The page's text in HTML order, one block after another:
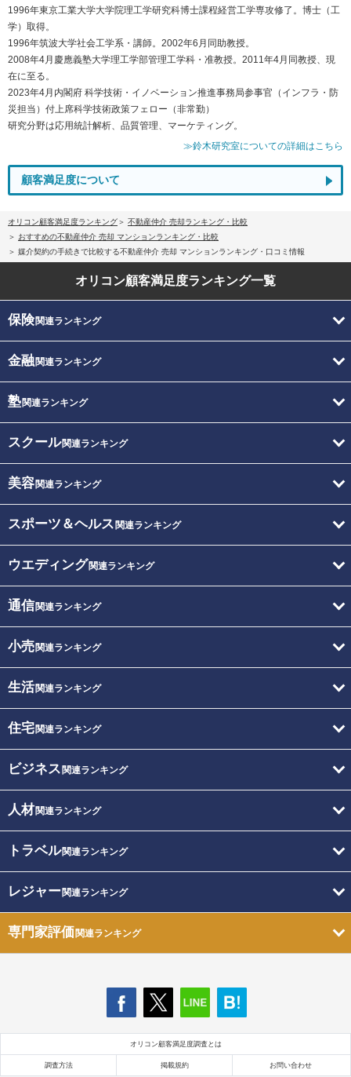
1996年東京工業大学大学院理工学研究科博士課程経営工学専攻修了。博士（工
学）取得。
1996年筑波大学社会工学系・講師。2002年6月同助教授。
2008年4月慶應義塾大学理工学部管理工学科・准教授。2011年4月同教授、現
在に至る。
2023年4月内閣府 科学技術・イノベーション推進事務局参事官（インフラ・防
災担当）付上席科学技術政策フェロー（非常勤）
研究分野は応用統計解析、品質管理、マーケティング。
≫鈴木研究室についての詳細はこちら
顧客満足度について
オリコン顧客満足度ランキング
不動産仲介 売却ランキング・比較
おすすめの不動産仲介 売却 マンションランキング・比較
媒介契約の手続きで比較する不動産仲介 売却 マンションランキング・口コミ情報
オリコン顧客満足度ランキング一覧
保険関連ランキング
金融関連ランキング
塾関連ランキング
スクール関連ランキング
美容関連ランキング
スポーツ＆ヘルス 関連ランキング
ウエディング関連ランキング
通信関連ランキング
小売関連ランキング
生活関連ランキング
住宅関連ランキング
ビジネス 関連ランキング
人材関連ランキング
トラベル関連ランキング
レジャー関連ランキング
専門家評価関連ランキング
オリコン顧客満足度調査とは
調査方法 掲載規約 お問い合わせ